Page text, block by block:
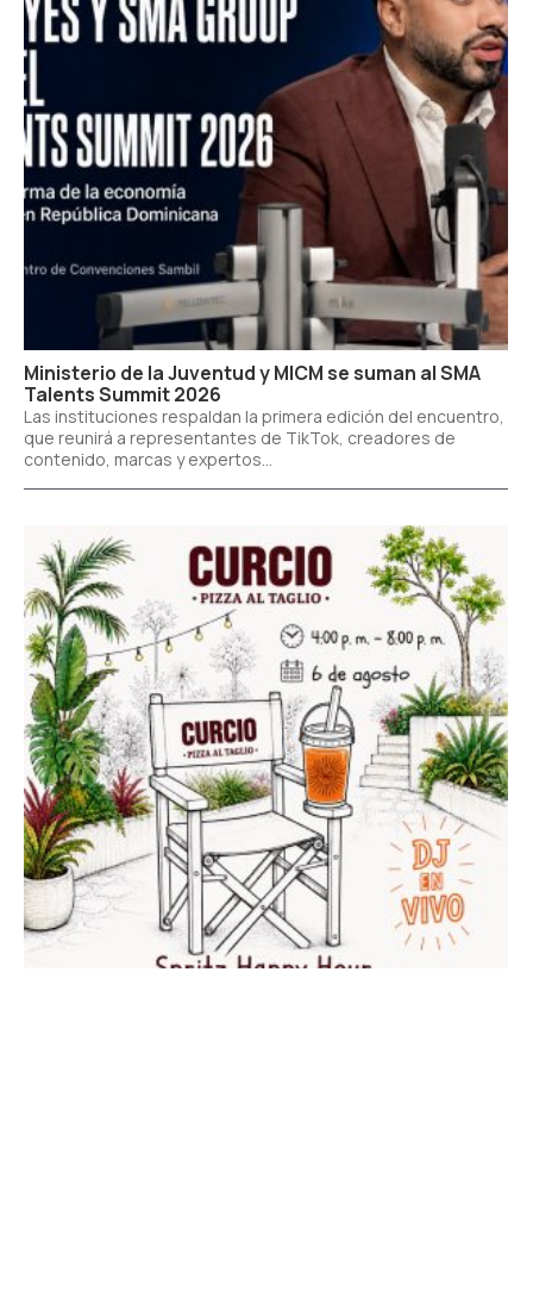
Ministerio de la Juventud y MICM se suman al SMA
Talents Summit 2026
Las instituciones respaldan la primera edición del encuentro,
que reunirá a representantes de TikTok, creadores de
contenido, marcas y expertos...